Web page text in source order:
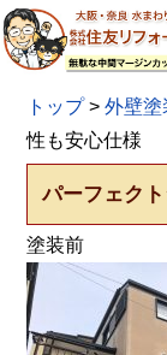
大阪の外壁塗装・
トップ >外壁塗
性も安心仕様
パーフェク
塗装前